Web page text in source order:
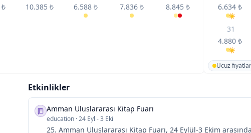
₺
10.385 ₺
6.588 ₺
7.836 ₺
8.845 ₺
6.634 ₺
31
4.880 ₺
Ucuz fiyatlar
Etkinlikler
Amman Uluslararası Kitap Fuarı
education ·24 Eyl - 3 Eki
25. Amman Uluslararası Kitap Fuarı, 24 Eylül-3 Ekim